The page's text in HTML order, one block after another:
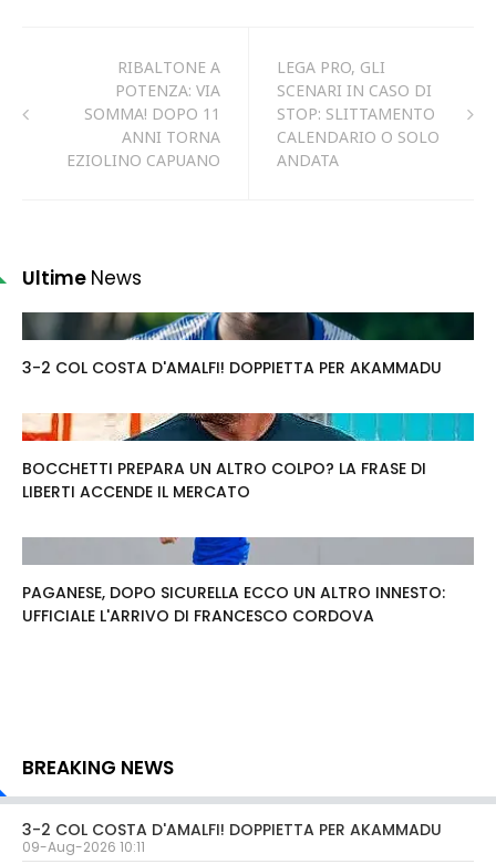
RIBALTONE A
POTENZA: VIA
SOMMA! DOPO 11
ANNI TORNA
EZIOLINO CAPUANO
LEGA PRO, GLI
SCENARI IN CASO DI
STOP: SLITTAMENTO
CALENDARIO O SOLO
ANDATA
Ultime News
3-2 COL COSTA D'AMALFI! DOPPIETTA PER AKAMMADU
BOCCHETTI PREPARA UN ALTRO COLPO? LA FRASE DI
LIBERTI ACCENDE IL MERCATO
PAGANESE, DOPO SICURELLA ECCO UN ALTRO INNESTO:
UFFICIALE L'ARRIVO DI FRANCESCO CORDOVA
BREAKING NEWS
3-2 COL COSTA D'AMALFI! DOPPIETTA PER AKAMMADU
09-Aug-2026 10:11